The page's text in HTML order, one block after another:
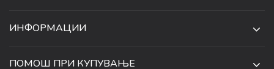
ИНФОРМАЦИИ
ПОМОШ ПРИ КУПУВАЊЕ